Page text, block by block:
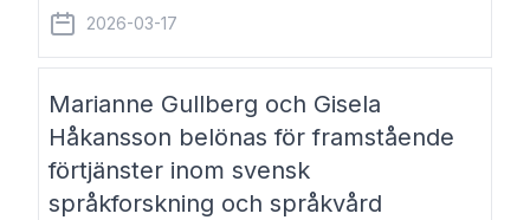
projektledare inom marknadsföring och författare och
utkom i fjol med boken Syndabocken.
2026-03-17
Marianne Gullberg och Gisela
Håkansson belönas för framstående
förtjänster inom svensk
språkforskning och språkvård